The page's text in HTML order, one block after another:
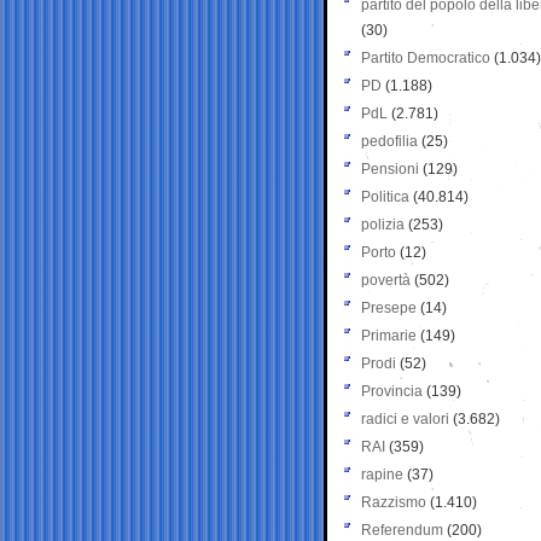
partito del popolo della
(30)
Partito Democratico (1.034)
PD (1.188)
PdL (2.781)
pedofilia (25)
Pensioni (129)
Politica (40.814)
polizia (253)
Porto (12)
povertà (502)
Presepe (14)
Primarie (149)
Prodi (52)
Provincia (139)
radici e valori (3.682)
RAI (359)
rapine (37)
Razzismo (1.410)
Referendum (200)